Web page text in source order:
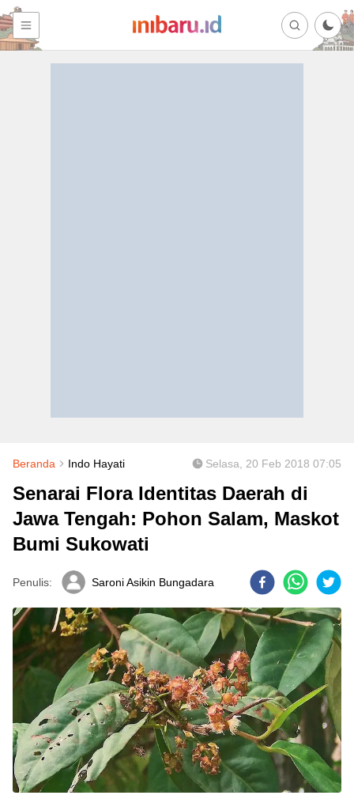
Beranda Indo Hayati Selasa, 20 Feb 2018 07:05
Senarai Flora Identitas Daerah di
Jawa Tengah: Pohon Salam, Maskot
Bumi Sukowati
Penulis: Saroni Asikin Bungadara